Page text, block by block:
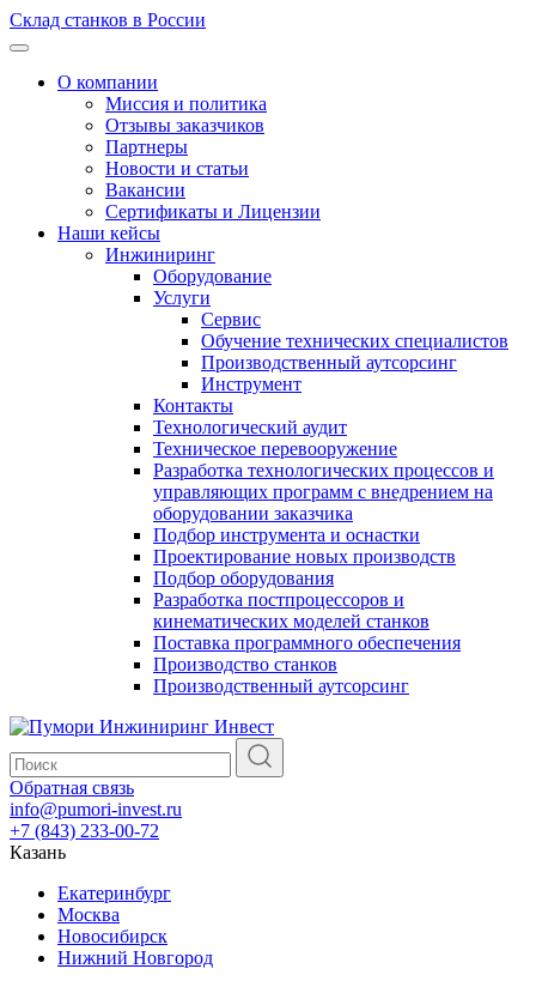
Склад станков в России
О компании
Миссия и политика
Отзывы заказчиков
Партнеры
Новости и статьи
Вакансии
Сертификаты и Лицензии
Наши кейсы
Инжиниринг
Оборудование
Услуги
Сервис
Обучение технических специалистов
Производственный аутсорсинг
Инструмент
Контакты
Технологический аудит
Техническое перевооружение
Разработка технологических процессов и
управляющих программ с внедрением на
оборудовании заказчика
Подбор инструмента и оснастки
Проектирование новых производств
Подбор оборудования
Разработка постпроцессоров и
кинематических моделей станков
Поставка программного обеспечения
Производство станков
Производственный аутсорсинг
Обратная связь
info@pumori-invest.ru
+7 (843) 233-00-72
Казань
Екатеринбург
Москва
Новосибирск
Нижний Новгород